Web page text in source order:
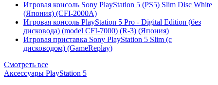
Игровая консоль Sony PlayStation 5 (PS5) Slim Disc White
(Япония) (CFI-2000A)
Игровая консоль PlayStation 5 Pro - Digital Edition (без
дисковода) (model CFI-7000) (R-3) (Япония)
Игровая приставка Sony PlayStation 5 Slim (с
дисководом) (GameReplay)
Смотреть все
Аксессуары PlayStation 5